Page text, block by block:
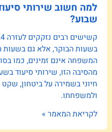
למה חשוב שירותי
שבוע?
בשעות הבוקר, אלא גם בשעות
המשפחה אינם זמינים, כמו
מהסיבה הזו, שירותי סיעוד
חיוני בשמירה על ביטחון,
ולמשפחתו.
לקריאת המאמר »